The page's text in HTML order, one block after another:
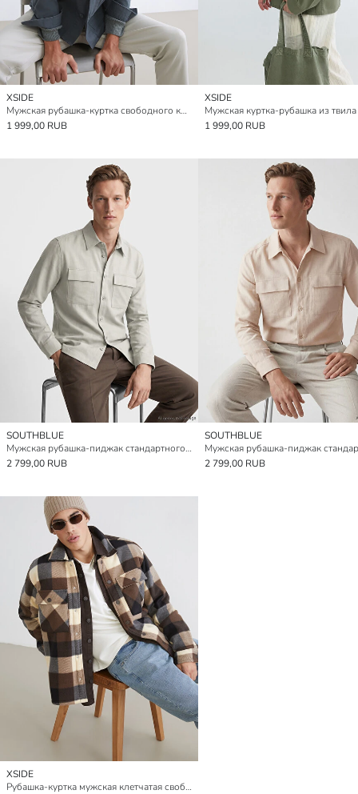
XSIDE
Мужская рубашка-куртка свободного кроя из габардина
1 999,00 RUB
XSIDE
1 999,00 RUB
SOUTHBLUE
Мужская рубашка-пиджак стандартного кроя
2 799,00 RUB
SOUTHBLUE
2 799,00 RUB
XSIDE
Рубашка-куртка мужская клетчатая свободного кроя